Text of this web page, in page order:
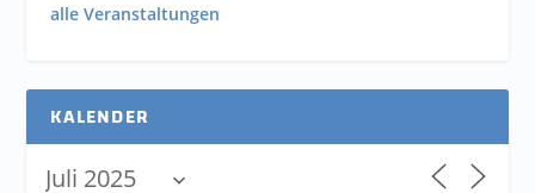
alle Veranstaltungen
KALENDER